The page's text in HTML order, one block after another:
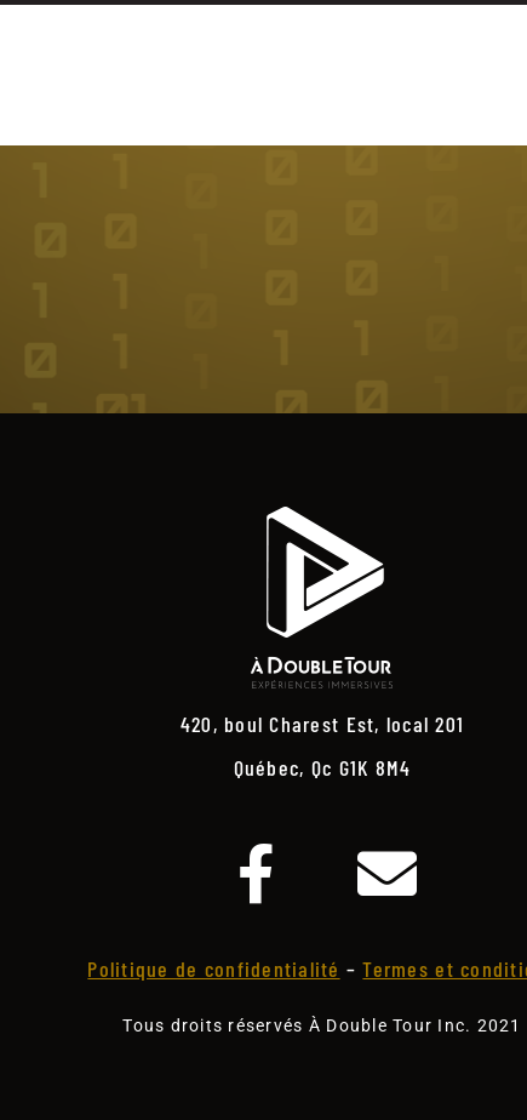
420, boul Charest Est, local 201
Québec, Qc G1K 8M4
Politique de confidentialité –Termes et
Tous droits réservés À Double Tour Inc. 2021